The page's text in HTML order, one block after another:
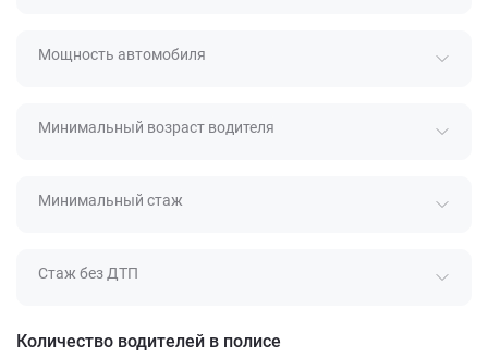
Мощность автомобиля
Минимальный возраст водителя
Минимальный стаж
Стаж без ДТП
Количество водителей в полисе